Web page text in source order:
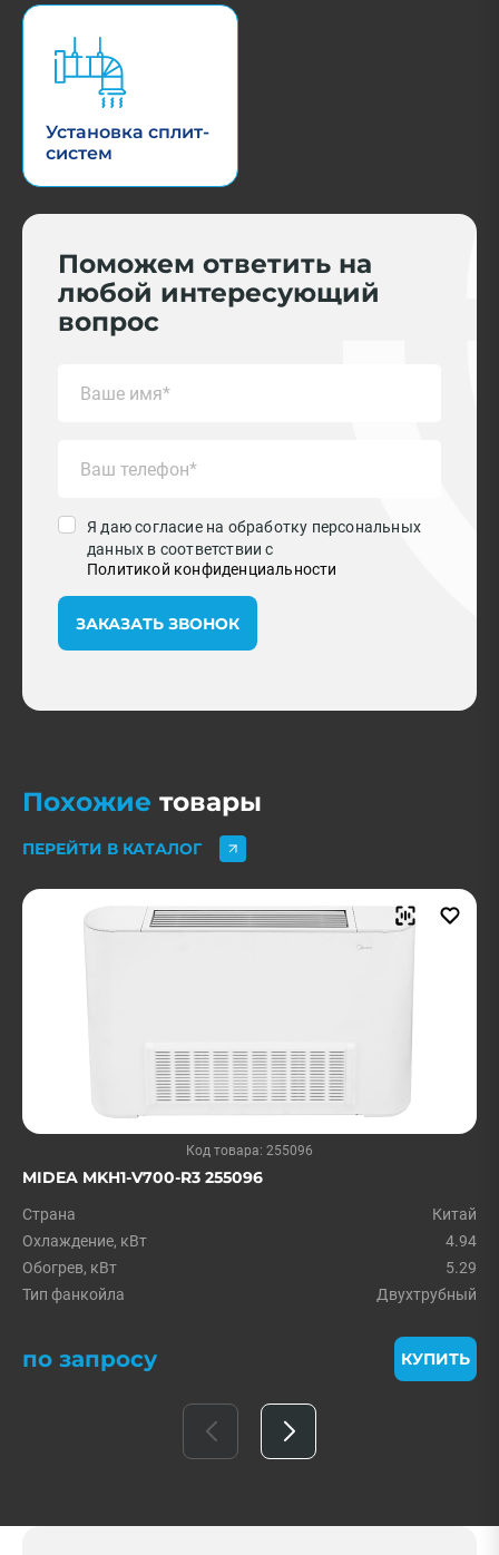
Установка сплит-
систем
Поможем ответить на
любой интересующий
вопрос
Я даю согласие на обработку персональных
данных в соответствии с
Политикой конфиденциальности
ЗАКАЗАТЬ ЗВОНОК
Похожие товары
ПЕРЕЙТИ В КАТАЛОГ
Код товара: 255096
MIDEA MKH1-V700-R3 255096
Страна
Китай
Охлаждение, кВт
4.94
Обогрев, кВт
5.29
Тип фанкойла
Двухтрубный
по запросу КУПИТЬ